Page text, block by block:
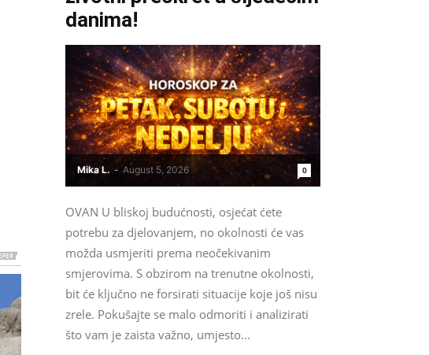
danima!
Mika L. - August 5, 2026 0
OVAN U bliskoj budućnosti, osjećat ćete
potrebu za djelovanjem, no okolnosti će vas
možda usmjeriti prema neočekivanim
smjerovima. S obzirom na trenutne okolnosti,
bit će ključno ne forsirati situacije koje još nisu
zrele. Pokušajte se malo odmoriti i analizirati
što vam je zaista važno, umjesto...